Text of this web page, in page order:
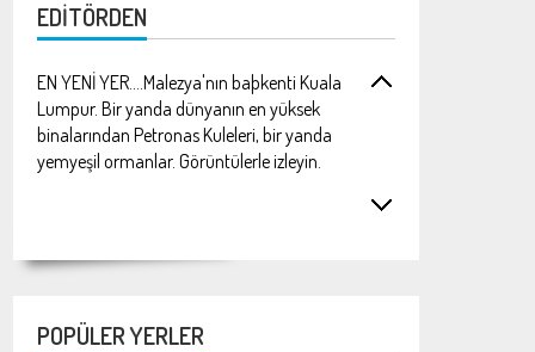
EDİTÖRDEN
EN YENİ YER....Malezya'nın baþkenti Kuala
Lumpur. Bir yanda dünyanın en yüksek
binalarından Petronas Kuleleri, bir yanda
yemyeşil ormanlar. Görüntülerle izleyin.
ülkesi. Bir avuç toprakta milyonlarca insanın
yayında...
POPÜLER YERLER